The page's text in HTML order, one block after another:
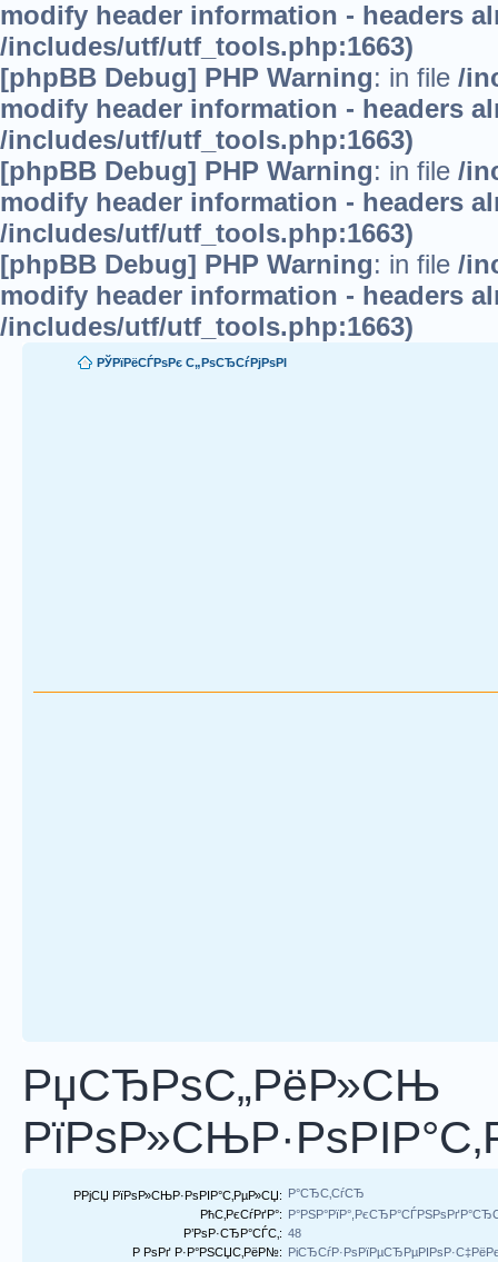
modify header information - headers
/includes/utf/utf_tools.php:1663)
[phpBB Debug] PHP Warning: in file /
modify header information - headers
/includes/utf/utf_tools.php:1663)
[phpBB Debug] PHP Warning: in file /
modify header information - headers
/includes/utf/utf_tools.php:1663)
[phpBB Debug] PHP Warning: in file /
modify header information - headers
/includes/utf/utf_tools.php:1663)
РЎРїРёСЃРѕРє С„РѕСЂСѓРјРѕРІ
РџСЂРѕС„РёР»СЊ
РРјСЏ РїРѕР»СЊР·РѕРІР°С‚РµР»СЏ: Р°СЂС‚СѓСЂ
РћС‚РєСѓРґР°:
Р’РѕР·СЂР°СЃС‚: 48
Р РѕРґ Р·Р°РЅСЏС‚РёР№: